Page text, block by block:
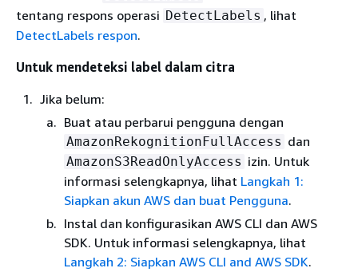
tentang respons operasi DetectLabels , lihat
DetectLabels respon.
Untuk mendeteksi label dalam citra
Jika belum:
Buat atau perbarui pengguna dengan
AmazonRekognitionFullAccess dan
AmazonS3ReadOnlyAccess izin. Untuk
informasi selengkapnya, lihat Langkah 1:
Siapkan akun AWS dan buat Pengguna.
Instal dan konfigurasikan AWS CLI dan AWS
SDK. Untuk informasi selengkapnya, lihat
Langkah 2: Siapkan AWS CLI and AWS SDK.